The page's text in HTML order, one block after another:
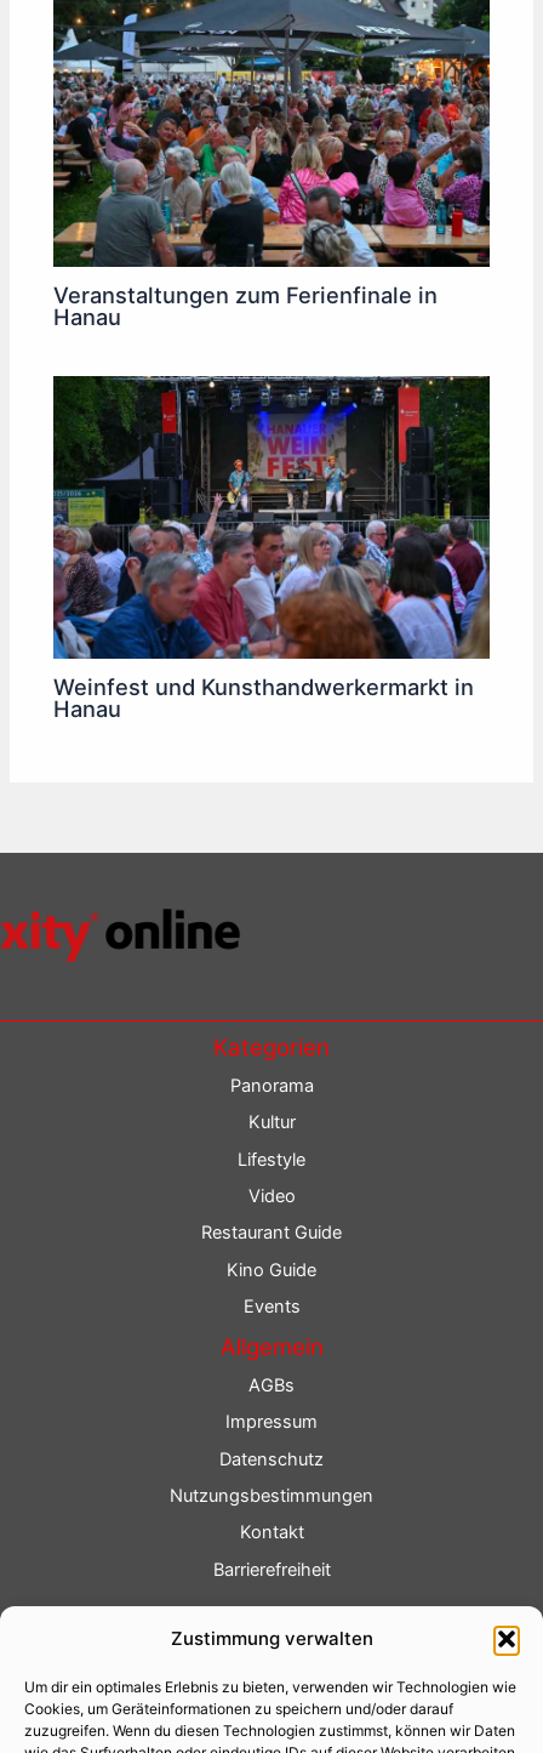
Zustimmung verwalten
Um dir ein optimales Erlebnis zu bieten, verwenden wir Technologien wie
Cookies, um Geräteinformationen zu speichern und/oder darauf
zuzugreifen. Wenn du diesen Technologien zustimmst, können wir Daten
Veranstaltungen zum Ferienfinale in
Hanau
Weinfest und Kunsthandwerkermarkt in
Hanau
Kategorien
Panorama
Kultur
Lifestyle
Video
Restaurant Guide
Kino Guide
Events
Allgemein
AGBs
Impressum
Datenschutz
Nutzungsbestimmungen
Kontakt
Barrierefreiheit
Fotoservice
Videoservice
Werbung